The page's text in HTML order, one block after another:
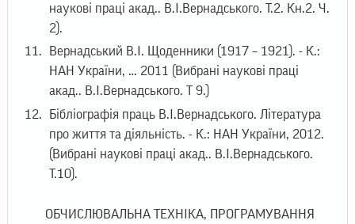
наукові праці акад.. В.І.Вернадського. Т.2. Кн.2. Ч.
2).
Вернадський В.І. Щоденники (1917 – 1921). - К.:
НАН України, … 2011 (Вибрані наукові праці
акад.. В.І.Вернадського. Т 9.)
Бібліографія праць В.І.Вернадського. Література
про життя та діяльність. - К.: НАН України, 2012.
(Вибрані наукові праці акад.. В.І.Вернадського.
Т.10).
ОБЧИСЛЮВАЛЬНА ТЕХНІКА, ПРОГРАМУВАННЯ